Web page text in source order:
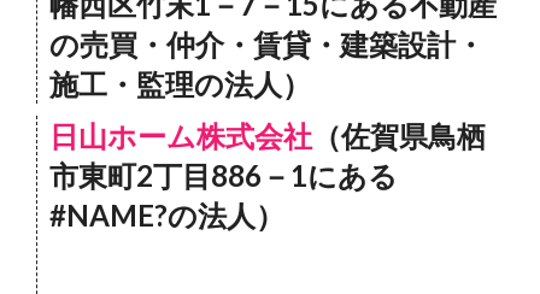
の売買・仲介・賃貸・建築設計・
施工・監理の法人）
日山ホーム株式会社 （佐賀県鳥栖
市東町2丁目886－1にある
#NAME?の法人）